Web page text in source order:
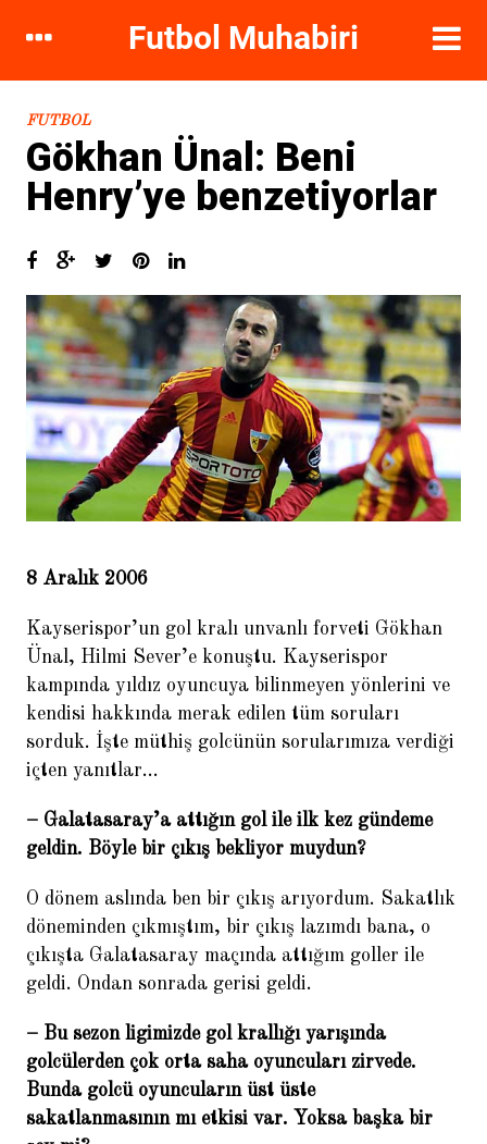
DIKKAT ÇEKENLER
Hugo Sanchez: Galatasaray’ı
ayağa kaldırırım
Sven Goran Eriksson: Finali
göreceğimizden emindik
Abdullah Avcı: Eleştiri Terim’e
değil Türk futboluna
FUTBOL
Gökhan Ünal: Beni
Henry’ye benzetiyorlar
8 Aralık 2006
Kayserispor’un gol kralı unvanlı forveti Gökhan
Ünal, Hilmi Sever’e konuştu. Kayserispor
kampında yıldız oyuncuya bilinmeyen yönlerini ve
kendisi hakkında merak edilen tüm soruları
sorduk. İşte müthiş golcünün sorularımıza verdiği
içten yanıtlar…
– Galatasaray’a attığın gol ile ilk kez gündeme
geldin. Böyle bir çıkış bekliyor muydun?
O dönem aslında ben bir çıkış arıyordum. Sakatlık
döneminden çıkmıştım, bir çıkış lazımdı bana, o
çıkışta Galatasaray maçında attığım goller ile
geldi. Ondan sonrada gerisi geldi.
– Bu sezon ligimizde gol krallığı yarışında
golcülerden çok orta saha oyuncuları zirvede.
Bunda golcü oyuncuların üst üste
sakatlanmasının mı etkisi var. Yoksa başka bir